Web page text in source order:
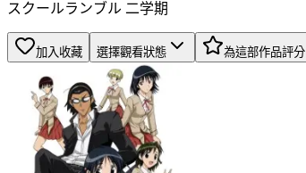
スクールランブル 二学期
加入收藏 選擇觀看狀態 為這部作品評分